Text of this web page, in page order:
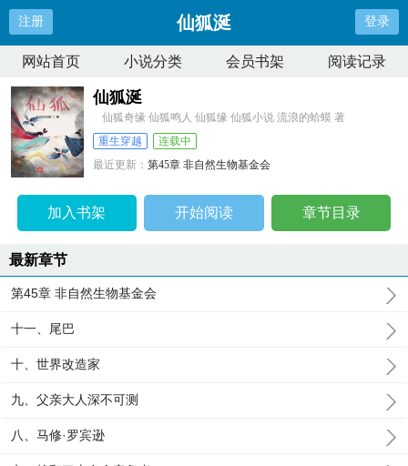
注册 仙狐涎 登录
网站首页 小说分类 会员书架 阅读记录
仙狐涎
仙狐奇缘 仙狐鸣人 仙狐缘 仙狐小说 流浪的蛤蟆 著
重生穿越
连载中
最近更新：第45章 非自然生物基金会
加入书架 开始阅读 章节目录
最新章节
第45章 非自然生物基金会
十一、尾巴
十、世界改造家
九、父亲大人深不可测
八、马修·罗宾逊